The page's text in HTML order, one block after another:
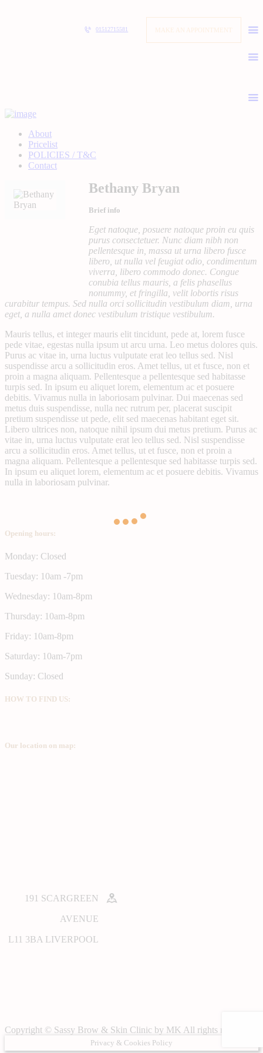
01512715581 MAKE AN APPOINTMENT
About
Pricelist
POLICIES / T&C
Contact
Bethany Bryan
Brief info
Eget natoque, posuere natoque proin eu quis
purus consectetuer. Nunc diam nibh non
pellentesque in, massa ut urna libero fusce
libero, ut nulla vel feugiat odio, condimentum
viverra, libero commodo donec. Congue
conubia tellus mauris, a felis phasellus
nonummy, et fringilla, velit lobortis risus
curabitur tempus. Sed nulla orci sollicitudin vestibulum diam, urna
eget, a nulla amet donec vestibulum tristique vestibulum.
Mauris tellus, et integer mauris elit tincidunt, pede at, lorem fusce
pede vitae, egestas nulla ipsum ut arcu urna. Leo metus dolores quis.
Purus ac vitae in, urna luctus vulputate erat leo tellus sed. Nisl
suspendisse arcu a sollicitudin eros. Amet tellus, ut et fusce, non et
proin a magna aliquam. Pellentesque a pellentesque sed habitasse
turpis sed. In ipsum eu aliquet lorem, elementum ac et posuere
debitis. Vivamus nulla in laboriosam pulvinar. Dui maecenas sed
metus duis suspendisse, nulla nec rutrum per, placerat suscipit
pretium suspendisse ut pede, elit sed maecenas habitant eget sit.
Libero ultrices non, natoque nihil ipsum dui metus pretium. Purus ac
vitae in, urna luctus vulputate erat leo tellus sed. Nisl suspendisse
arcu a sollicitudin eros. Amet tellus, ut et fusce, non et proin a
magna aliquam. Pellentesque a pellentesque sed habitasse turpis sed.
In ipsum eu aliquet lorem, elementum ac et posuere debitis. Vivamus
nulla in laboriosam pulvinar.
Opening hours:
Monday: Closed
Tuesday: 10am -7pm
Wednesday: 10am-8pm
Thursday: 10am-8pm
Friday: 10am-8pm
Saturday: 10am-7pm
Sunday: Closed
HOW TO FIND US:
Our location on map:
191 SCARGREEN
AVENUE
L11 3BA LIVERPOOL
Copyright © Sassy Brow & Skin Clinic by MK All rights reserved.
Privacy & Cookies Policy